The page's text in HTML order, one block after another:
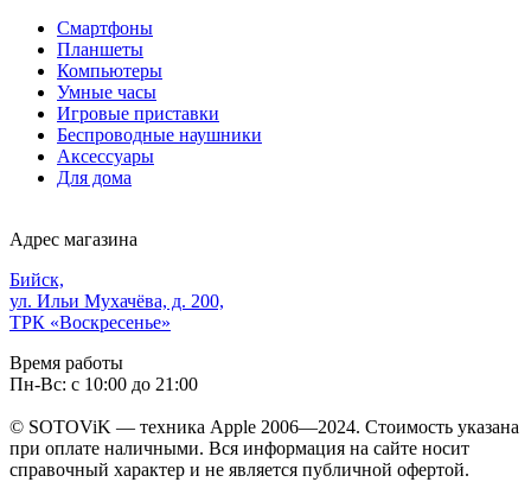
Смартфоны
Планшеты
Компьютеры
Умные часы
Игровые приставки
Беспроводные наушники
Аксессуары
Для дома
Адрес магазина
Бийск,
ул. Ильи Мухачёва, д. 200,
ТРК «Воскресенье»
Время работы
Пн-Вс: с 10:00 до 21:00
© SOTOViK — техника Apple 2006—2024. Стоимость указана
при оплате наличными. Вся информация на сайте носит
справочный характер и не является публичной офертой.